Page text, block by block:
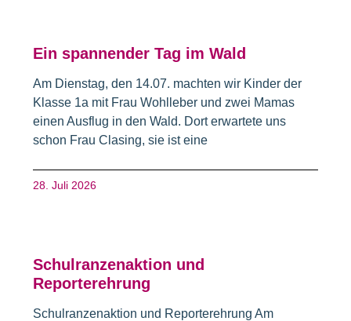
Ein spannender Tag im Wald
Am Dienstag, den 14.07. machten wir Kinder der
Klasse 1a mit Frau Wohlleber und zwei Mamas
einen Ausflug in den Wald. Dort erwartete uns
schon Frau Clasing, sie ist eine
28. Juli 2026
Schulranzenaktion und
Reporterehrung
Schulranzenaktion und Reporterehrung Am